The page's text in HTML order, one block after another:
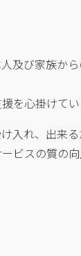
及び家族か
を心掛けてい
入れ、出来
ビスの質の向